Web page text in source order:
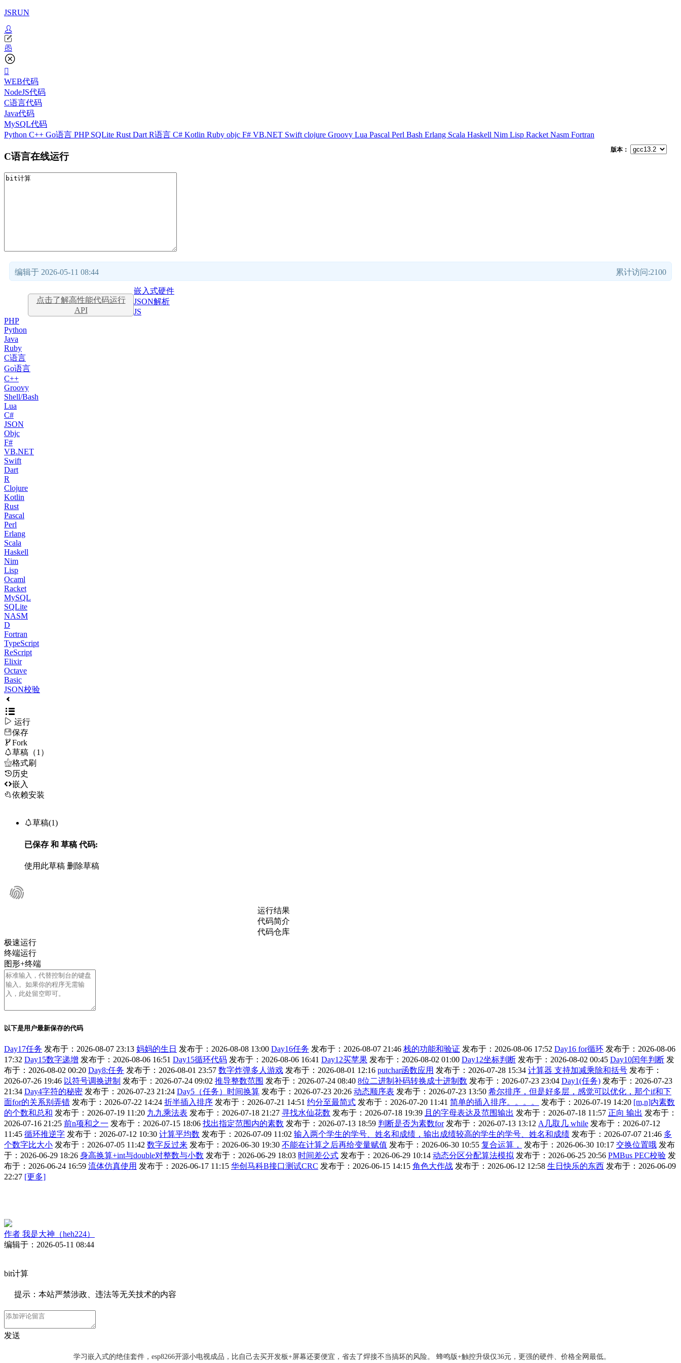
JSRUN
WEB代码
NodeJS代码
C语言代码
Java代码
MySQL代码
Python C++ Go语言 PHP SQLite Rust Dart R语言 C# Kotlin Ruby objc F# VB.NET Swift clojure Groovy Lua Pascal Perl Bash Erlang Scala Haskell Nim Lisp Racket Nasm Fortran
C语言在线运行
版本：
编辑于 2026-05-11 08:44 累计访问:2100
点击了解高性能代码运行
API
嵌入式硬件
JSON解析
JS
PHP
Python
Java
Ruby
C语言
Go语言
C++
Groovy
Shell/Bash
Lua
C#
JSON
Objc
F#
VB.NET
Swift
Dart
R
Clojure
Kotlin
Rust
Pascal
Perl
Erlang
Scala
Haskell
Nim
Lisp
Ocaml
Racket
MySQL
SQLite
NASM
D
Fortran
TypeScript
ReScript
Elixir
Octave
Basic
JSON校验
 运行
保存
Fork
草稿（1）
格式刷
历史
嵌入
依赖安装
草稿(1)
已保存 和 草稿代码:
使用此草稿 删除草稿
运行结果
代码简介
代码仓库
极速运行
终端运行
图形+终端
以下是用户最新保存的代码
Day17任务 发布于：2026-08-07 23:13 妈妈的生日 发布于：2026-08-08 13:00 Day16任务 发布于：2026-08-07 21:46 栈的功能和验证 发布于：2026-08-06 17:52 Day16 for循环 发布于：2026-08-06
17:32 Day15数字递增 发布于：2026-08-06 16:51 Day15循环代码 发布于：2026-08-06 16:41 Day12买苹果 发布于：2026-08-02 01:00 Day12坐标判断 发布于：2026-08-02 00:45 Day10闰年判断 发
布于：2026-08-02 00:20 Day8:任务 发布于：2026-08-01 23:57 数字炸弹多人游戏 发布于：2026-08-01 12:16 putchar函数应用 发布于：2026-07-28 15:34 计算器 支持加减乘除和括号 发布于：
2026-07-26 19:46 以符号调换进制 发布于：2026-07-24 09:02 推导整数范围 发布于：2026-07-24 08:40 8位二进制补码转换成十进制数 发布于：2026-07-23 23:04 Day1(任务) 发布于：2026-07-23
21:34 Day4字符的秘密 发布于：2026-07-23 21:24 Day5（任务）时间换算 发布于：2026-07-23 20:26 动态顺序表 发布于：2026-07-23 13:50 希尔排序，但是好多层，感觉可以优化，那个if和下
面for的关系别弄错 发布于：2026-07-22 14:24 折半插入排序 发布于：2026-07-21 14:51 约分至最简式 发布于：2026-07-20 11:41 简单的插入排序。。。。 发布于：2026-07-19 14:20 [m,n]内素数
的个数和总和 发布于：2026-07-19 11:20 九九乘法表 发布于：2026-07-18 21:27 寻找水仙花数 发布于：2026-07-18 19:39 且的字母表达及范围输出 发布于：2026-07-18 11:57 正向 输出 发布于：
2026-07-16 21:25 前n项和之一 发布于：2026-07-15 18:06 找出指定范围内的素数 发布于：2026-07-13 18:59 判断是否为素数for 发布于：2026-07-13 13:12 A几取几 while 发布于：2026-07-12
11:45 循环推逆字 发布于：2026-07-12 10:30 计算平均数 发布于：2026-07-09 11:02 输入两个学生的学号、姓名和成绩，输出成绩较高的学生的学号、姓名和成绩 发布于：2026-07-07 21:46 多
个数字比大小 发布于：2026-07-05 11:42 数字反过来 发布于：2026-06-30 19:30 不能在计算之后再给变量赋值 发布于：2026-06-30 10:55 复合运算， 发布于：2026-06-30 10:17 交换位置哦 发布
于：2026-06-29 18:26 身高换算+int与double对整数与小数 发布于：2026-06-29 18:03 时间差公式 发布于：2026-06-29 10:14 动态分区分配算法模拟 发布于：2026-06-25 20:56 PMBus PEC校验 发
布于：2026-06-24 16:59 流体仿真使用 发布于：2026-06-17 11:15 华创马科B接口测试CRC 发布于：2026-06-15 14:15 角色大作战 发布于：2026-06-12 12:58 生日快乐的东西 发布于：2026-06-09
22:27 [更多]
作者 我是大神（heh224）
编辑于：2026-05-11 08:44
bit计算
提示：本站严禁涉政、违法等无关技术的内容
发送
学习嵌入式的绝佳套件，esp8266开源小电视成品，比自己去买开发板+屏幕还要便宜，省去了焊接不当搞坏的风险。 蜂鸣版+触控升级仅36元，更强的硬件、价格全网最低。